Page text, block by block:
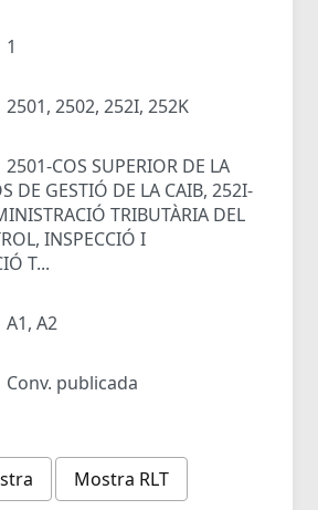
1
2501, 2502, 252I, 252K
2501-COS SUPERIOR DE LA
DE GESTIÓ DE LA CAIB, 252I-
TRIBUTÀRIA DEL
INSPECCIÓ I
T...
A1, A2
Conv. publicada
Mostra RLT